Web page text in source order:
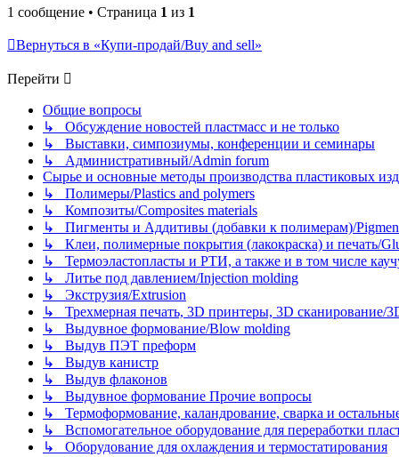
1 сообщение • Страница 1 из 1
Вернуться в «Купи-продай/Buy and sell»
Перейти
Общие вопросы
↳ Обсуждение новостей пластмасс и не только
↳ Выставки, симпозиумы, конференции и семинары
↳ Административный/Admin forum
Сырье и основные методы производства пластиковых
↳ Полимеры/Plastics and polymers
↳ Композиты/Сomposites materials
↳ Пигменты и Аддитивы (добавки к полимерам)/
↳ Клеи, полимерные покрытия (лакокраска) и печать/
↳ Термоэластопласты и РТИ, а также и в том числе
↳ Литье под давлением/Injection molding
↳ Экструзия/Extrusion
↳ Трехмерная печать, 3D принтеры, 3D сканирование/
↳ Выдувное формование/Blow molding
↳ Выдув ПЭТ преформ
↳ Выдув канистр
↳ Выдув флаконов
↳ Выдувное формование Прочие вопросы
↳ Термоформование, каландрование, сварка и
↳ Вспомогательное оборудование для переработки
↳ Оборудование для охлаждения и термостатирования